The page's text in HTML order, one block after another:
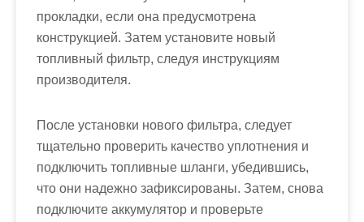
прокладки, если она предусмотрена
конструкцией. Затем установите новый
топливный фильтр, следуя инструкциям
производителя.
После установки нового фильтра, следует
тщательно проверить качество уплотнения и
подключить топливные шланги, убедившись,
что они надежно зафиксированы. Затем, снова
подключите аккумулятор и проверьте